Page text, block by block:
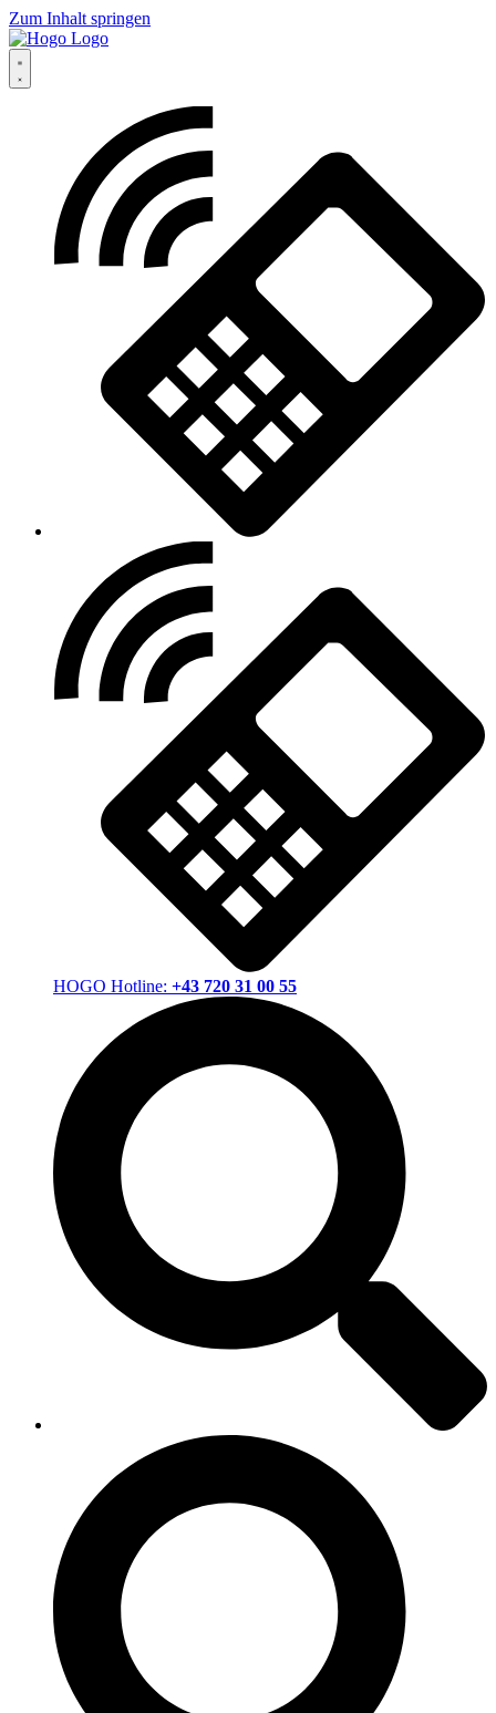
Zum Inhalt springen
HOGO Hotline: +43 720 31 00 55